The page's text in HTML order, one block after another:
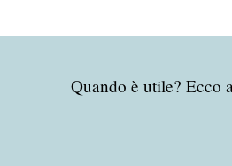
Quando è utile? Ecco